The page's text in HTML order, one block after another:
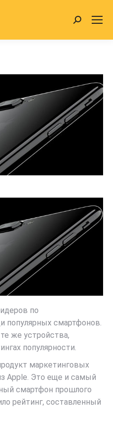
Search:
по
популярных смартфонов.
же устройства,
популярности.
маркетинговых
Apple. Это еще и самый
смартфон прошлого
рейтинг, составленный